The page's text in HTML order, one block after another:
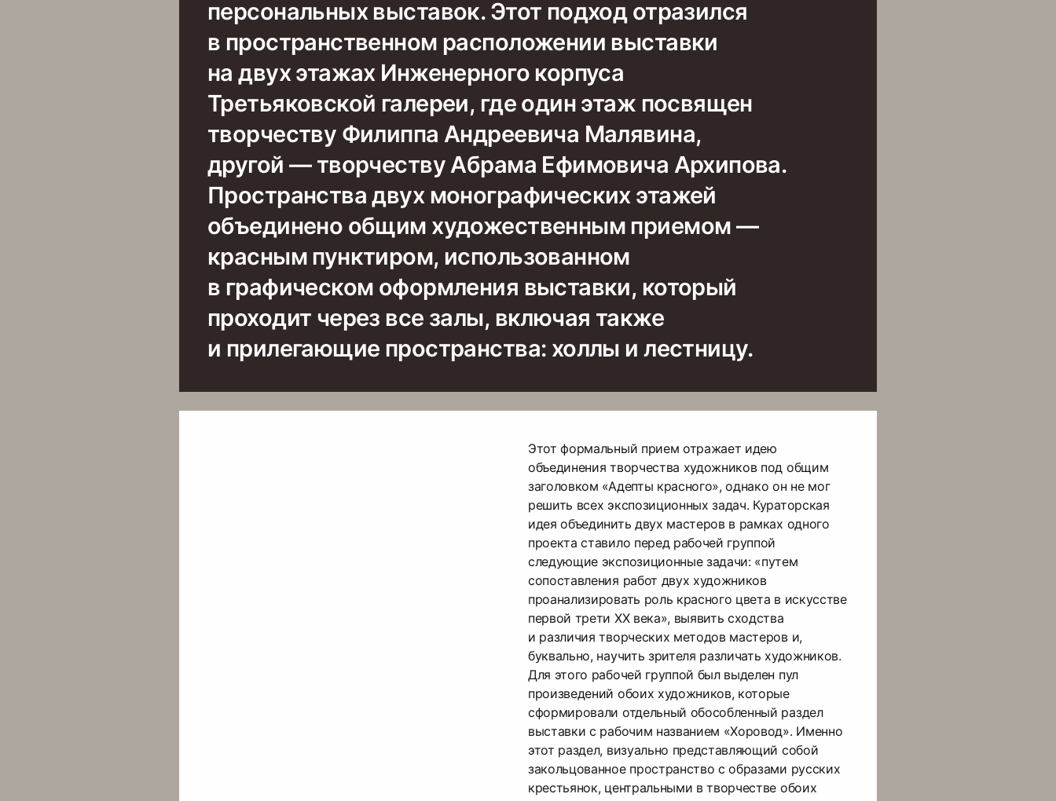
персональных выставок. Этот подход отразился
в пространственном расположении выставки
на двух этажах Инженерного корпуса
Третьяковской галереи, где один этаж посвящен
творчеству Филиппа Андреевича Малявина,
другой — творчеству Абрама Ефимовича Архипова.
Пространства двух монографических этажей
объединено общим художественным приемом —
красным пунктиром, использованном
в графическом оформления выставки, который
проходит через все залы, включая также
и прилегающие пространства: холлы и лестницу.
Этот формальный прием отражает идею
объединения творчества художников под общим
заголовком «Адепты красного», однако он не мог
решить всех экспозиционных задач. Кураторская
идея объединить двух мастеров в рамках одного
проекта ставило перед рабочей группой
следующие экспозиционные задачи: «путем
сопоставления работ двух художников
проанализировать роль красного цвета в искусстве
первой трети ХХ века», выявить сходства
и различия творческих методов мастеров и,
буквально, научить зрителя различать художников.
Для этого рабочей группой был выделен пул
произведений обоих художников, которые
сформировали отдельный обособленный раздел
выставки с рабочим названием «Хоровод». Именно
этот раздел, визуально представляющий собой
закольцованное пространство с образами русских
крестьянок, центральными в творчестве обоих